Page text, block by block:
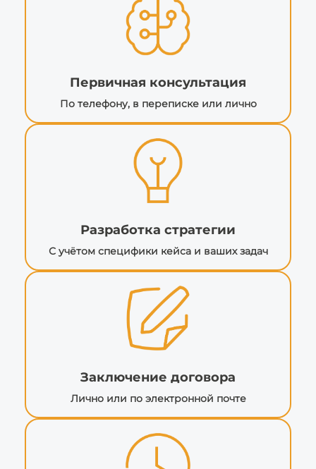
Первичная консультация
По телефону, в переписке или лично
Разработка стратегии
С учётом специфики кейса и ваших задач
Заключение договора
Лично или по электронной почте